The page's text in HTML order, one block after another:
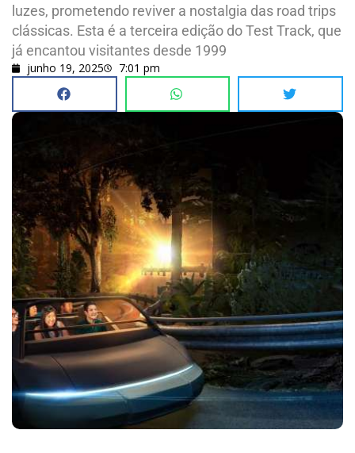
luzes, prometendo reviver a nostalgia das road trips
clássicas. Esta é a terceira edição do Test Track, que
já encantou visitantes desde 1999
junho 19, 2025 7:01 pm